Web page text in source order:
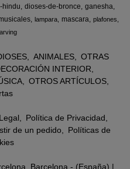
hindu dioses-de-bronce ganesha
lampara mascara plafones
ANIMALES
OTRAS
INTERIOR
OTROS ARTÍCULOS
Política de Privacidad
de un pedido
Políticas de
Barcelona - (España) |